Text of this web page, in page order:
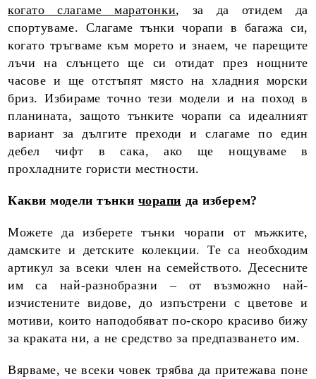
когато слагаме маратонки, за да отидем да
спортуваме. Слагаме тънки чорапи в багажа си,
когато тръгваме към морето и знаем, че парещите
лъчи на слънцето ще си отидат през нощните
часове и ще отстъпят място на хладния морски
бриз. Избираме точно тези модели и на поход в
планината, защото тънките чорапи са идеалният
вариант за дългите преходи и слагаме по един
дебел чифт в сака, ако ще нощуваме в
прохладните гористи местности.
Какви модели тънки чорапи да изберем?
Можете да изберете тънки чорапи от мъжките,
дамските и детските колекции. Те са необходим
артикул за всеки член на семейството. Десесните
им са най-разнобразни – от възможно най-
изчистените видове, до изпъстрени с цветове и
мотиви, които наподобяват по-скоро красиво бижу
за краката ни, а не средство за предпазването им.
Вярваме, че всеки човек трябва да притежава поне